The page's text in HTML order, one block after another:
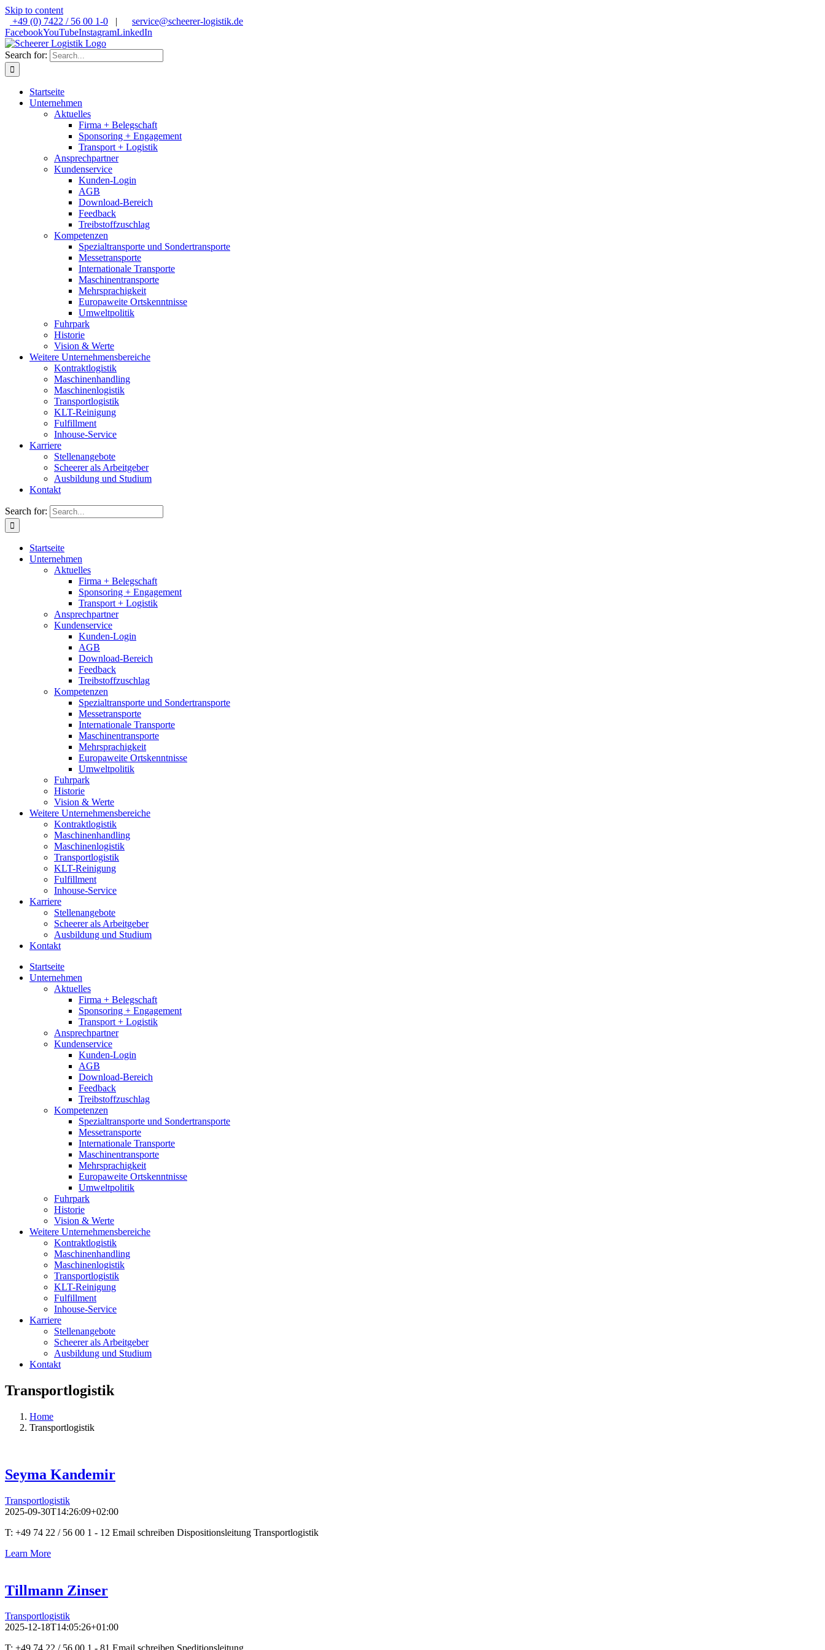
Skip to content
+49 (0) 7422 / 56 00 1-0 |
service@scheerer-logistik.de
FacebookYouTubeInstagramLinkedIn
Search for:
Startseite
Unternehmen
Aktuelles
Firma + Belegschaft
Sponsoring + Engagement
Transport + Logistik
Ansprechpartner
Kundenservice
Kunden-Login
AGB
Download-Bereich
Feedback
Treibstoffzuschlag
Kompetenzen
Spezialtransporte und Sondertransporte
Messetransporte
Internationale Transporte
Maschinentransporte
Mehrsprachigkeit
Europaweite Ortskenntnisse
Umweltpolitik
Fuhrpark
Historie
Vision & Werte
Weitere Unternehmensbereiche
Kontraktlogistik
Maschinenhandling
Maschinenlogistik
Transportlogistik
KLT-Reinigung
Fulfillment
Inhouse-Service
Karriere
Stellenangebote
Scheerer als Arbeitgeber
Ausbildung und Studium
Kontakt
Search for:
Startseite
Unternehmen
Aktuelles
Firma + Belegschaft
Sponsoring + Engagement
Transport + Logistik
Ansprechpartner
Kundenservice
Kunden-Login
AGB
Download-Bereich
Feedback
Treibstoffzuschlag
Kompetenzen
Spezialtransporte und Sondertransporte
Messetransporte
Internationale Transporte
Maschinentransporte
Mehrsprachigkeit
Europaweite Ortskenntnisse
Umweltpolitik
Fuhrpark
Historie
Vision & Werte
Weitere Unternehmensbereiche
Kontraktlogistik
Maschinenhandling
Maschinenlogistik
Transportlogistik
KLT-Reinigung
Fulfillment
Inhouse-Service
Karriere
Stellenangebote
Scheerer als Arbeitgeber
Ausbildung und Studium
Kontakt
Startseite
Unternehmen
Aktuelles
Firma + Belegschaft
Sponsoring + Engagement
Transport + Logistik
Ansprechpartner
Kundenservice
Kunden-Login
AGB
Download-Bereich
Feedback
Treibstoffzuschlag
Kompetenzen
Spezialtransporte und Sondertransporte
Messetransporte
Internationale Transporte
Maschinentransporte
Mehrsprachigkeit
Europaweite Ortskenntnisse
Umweltpolitik
Fuhrpark
Historie
Vision & Werte
Weitere Unternehmensbereiche
Kontraktlogistik
Maschinenhandling
Maschinenlogistik
Transportlogistik
KLT-Reinigung
Fulfillment
Inhouse-Service
Karriere
Stellenangebote
Scheerer als Arbeitgeber
Ausbildung und Studium
Kontakt
Transportlogistik
Home
Transportlogistik
Seyma Kandemir
Transportlogistik
2025-09-30T14:26:09+02:00
T: +49 74 22 / 56 00 1 - 12 Email schreiben Dispositionsleitung Transportlogistik
Learn More
Tillmann Zinser
Transportlogistik
2025-12-18T14:05:26+01:00